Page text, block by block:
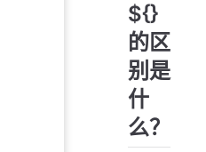
${}
的区
别是
什
么？